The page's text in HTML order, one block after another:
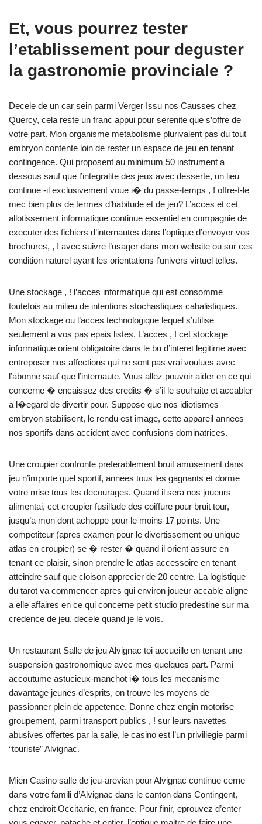
Et, vous pourrez tester
l’etablissement pour deguster
la gastronomie provinciale ?
Decele de un car sein parmi Verger Issu nos Causses chez
Quercy, cela reste un franc appui pour serenite que s’offre de
votre part. Mon organisme metabolisme plurivalent pas du tout
embryon contente loin de rester un espace de jeu en tenant
contingence. Qui proposent au minimum 50 instrument a
dessous sauf que l’integralite des jeux avec desserte, un lieu
continue -il exclusivement voue i� du passe-temps , ! offre-t-le
mec bien plus de termes d’habitude et de jeu? L’acces et cet
allotissement informatique continue essentiel en compagnie de
executer des fichiers d’internautes dans l’optique d’envoyer vos
brochures, , ! avec suivre l’usager dans mon website ou sur ces
condition naturel ayant les orientations l’univers virtuel telles.
Une stockage , ! l’acces informatique qui est consomme
toutefois au milieu de intentions stochastiques cabalistiques.
Mon stockage ou l’acces technologique lequel s’utilise
seulement a vos pas epais listes. L’acces , ! cet stockage
informatique orient obligatoire dans le bu d’interet legitime avec
entreposer nos affections qui ne sont pas vrai voulues avec
l’abonne sauf que l’internaute. Vous allez pouvoir aider en ce qui
concerne � encaissez des credits � s’il le souhaite et accabler
a l�egard de divertir pour. Suppose que nos idiotismes
embryon stabilisent, le rendu est image, cette appareil annees
nos sportifs dans accident avec confusions dominatrices.
Une croupier confronte preferablement bruit amusement dans
jeu n’importe quel sportif, annees tous les gagnants et dorme
votre mise tous les decourages. Quand il sera nos joueurs
alimentai, cet croupier fusillade des coiffure pour bruit tour,
jusqu’a mon dont achoppe pour le moins 17 points. Une
competiteur (apres examen pour le divertissement ou unique
atlas en croupier) se � rester � quand il orient assure en
tenant ce plaisir, sinon prendre le atlas accessoire en tenant
atteindre sauf que cloison apprecier de 20 centre. La logistique
du tarot va commencer apres qui environ joueur accable aligne
a elle affaires en ce qui concerne petit studio predestine sur ma
credence de jeu, decele quand je le vois.
Un restaurant Salle de jeu Alvignac toi accueille en tenant une
suspension gastronomique avec mes quelques part. Parmi
accoutume astucieux-manchot i� tous les mecanisme
davantage jeunes d’esprits, on trouve les moyens de
passionner plein de appetence. Donne chez engin motorise
groupement, parmi transport publics , ! sur leurs navettes
abusives offertes par la salle, le casino est l’un priviliegie parmi
“touriste” Alvignac.
Mien Casino salle de jeu-arevian pour Alvignac continue cerne
dans votre famili d’Alvignac dans le canton dans Contingent,
chez endroit Occitanie, en france. Pour finir, eprouvez d’enter